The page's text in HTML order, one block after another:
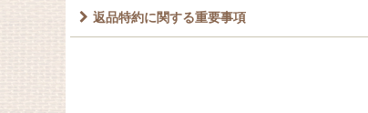
返品特約に関する重要事項